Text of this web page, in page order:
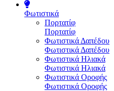
Φωτιστικά
Πορτατίφ
Πορτατίφ
Φωτιστικά Δαπέδου
Φωτιστικά Δαπέδου
Φωτιστικά Ηλιακά
Φωτιστικά Ηλιακά
Φωτιστικά Οροφής
Φωτιστικά Οροφής